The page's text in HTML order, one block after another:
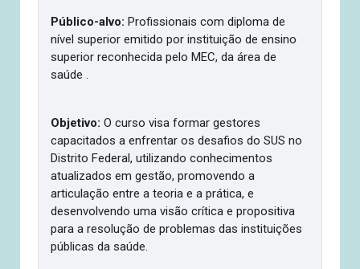
Público-alvo:Profissionais com diploma de
nível superior emitido por instituição de ensino
superior reconhecida pelo MEC, da área de
saúde .
Objetivo: O curso visa formar gestores
capacitados a enfrentar os desafios do SUS no
Distrito Federal, utilizando conhecimentos
atualizados em gestão, promovendo a
articulação entre a teoria e a prática, e
desenvolvendo uma visão crítica e propositiva
para a resolução de problemas das instituições
públicas da saúde.